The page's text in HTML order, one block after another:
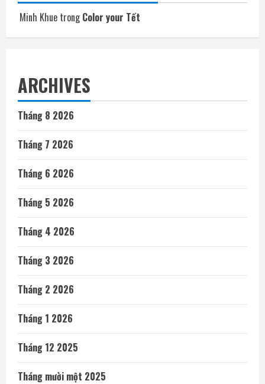
Minh Khue trongColor your Tết
ARCHIVES
Tháng 8 2026
Tháng 7 2026
Tháng 6 2026
Tháng 5 2026
Tháng 4 2026
Tháng 3 2026
Tháng 2 2026
Tháng 1 2026
Tháng 12 2025
Tháng mười một 2025